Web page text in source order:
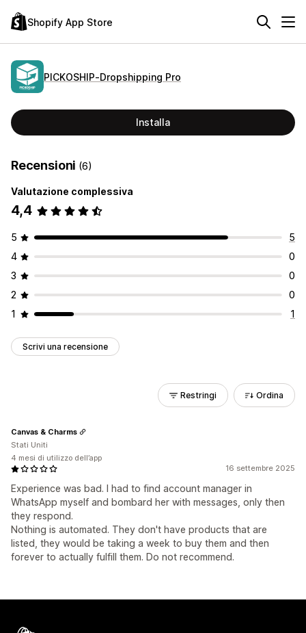
Shopify App Store
PICKOSHIP‑Dropshipping Pro
Installa
Recensioni (6)
Valutazione complessiva
4,4
5
5
4
0
3
0
2
0
1
1
Scrivi una recensione
Restringi Ordina
16 settembre 2025
Experience was bad. I had to find account manager in
WhatsApp myself and bombard her with messages, only then
they respond.
Nothing is automated. They don't have products that are
listed, they would be taking a week to buy them and then
forever to actually fulfill them. Do not recommend.
Canvas & Charms
Stati Uniti
4 mesi di utilizzo dell’app